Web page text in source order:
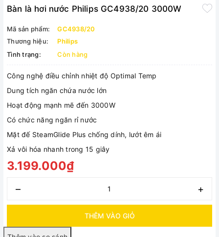
Bàn là hơi nước Philips GC4938/20 3000W
Mã sản phẩm:
GC4938/20
Thương hiệu:
Philips
Tình trạng:
Còn hàng
Công nghệ điều chỉnh nhiệt độ Optimal Temp
Dung tích ngăn chứa nước lớn
Hoạt động mạnh mẽ đến 3000W
Có chức năng ngăn rỉ nước
Mặt đế SteamGlide Plus chống dính, lướt êm ái
Xả vôi hóa nhanh trong 15 giây
3.199.000₫
– +
THÊM VÀO GIỎ